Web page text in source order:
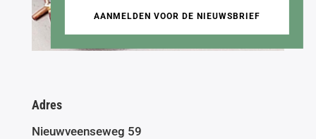
AANMELDEN VOOR DE NIEUWSBRIEF
Adres
Nieuwveenseweg 59